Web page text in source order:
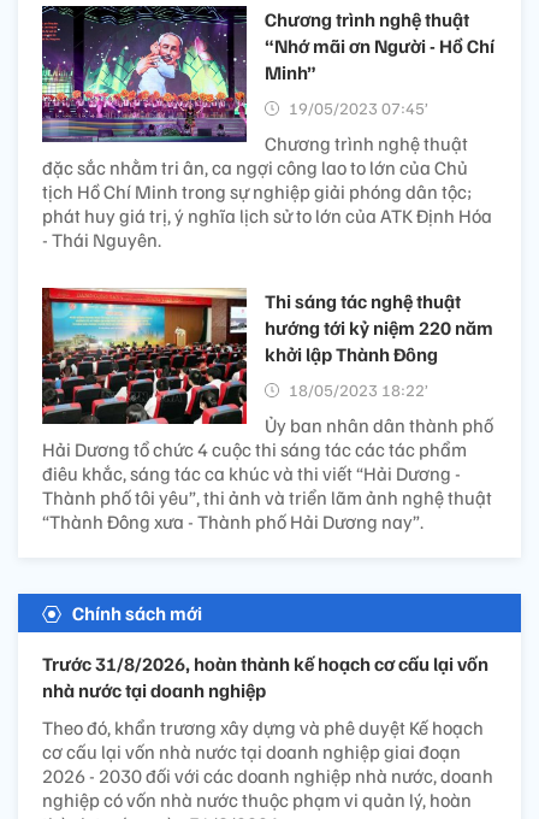
Chương trình nghệ thuật
“Nhớ mãi ơn Người - Hồ Chí
Minh”
19/05/2023 07:45’
Chương trình nghệ thuật
đặc sắc nhằm tri ân, ca ngợi công lao to lớn của Chủ
tịch Hồ Chí Minh trong sự nghiệp giải phóng dân tộc;
phát huy giá trị, ý nghĩa lịch sử to lớn của ATK Định Hóa
- Thái Nguyên.
Thi sáng tác nghệ thuật
hướng tới kỷ niệm 220 năm
khởi lập Thành Đông
18/05/2023 18:22’
Ủy ban nhân dân thành phố
Hải Dương tổ chức 4 cuộc thi sáng tác các tác phẩm
điêu khắc, sáng tác ca khúc và thi viết “Hải Dương -
Thành phố tôi yêu”, thi ảnh và triển lãm ảnh nghệ thuật
“Thành Đông xưa - Thành phố Hải Dương nay”.
Chính sách mới
Trước 31/8/2026, hoàn thành kế hoạch cơ cấu lại vốn
nhà nước tại doanh nghiệp
Theo đó, khẩn trương xây dựng và phê duyệt Kế hoạch
cơ cấu lại vốn nhà nước tại doanh nghiệp giai đoạn
2026 - 2030 đối với các doanh nghiệp nhà nước, doanh
nghiệp có vốn nhà nước thuộc phạm vi quản lý, hoàn